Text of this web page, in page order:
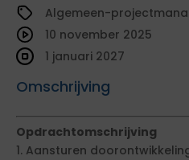
Algemeen-
Omschrijving
10 november 2025
1 januari 2027
Opdrachtomschrijving
1. Aansturen